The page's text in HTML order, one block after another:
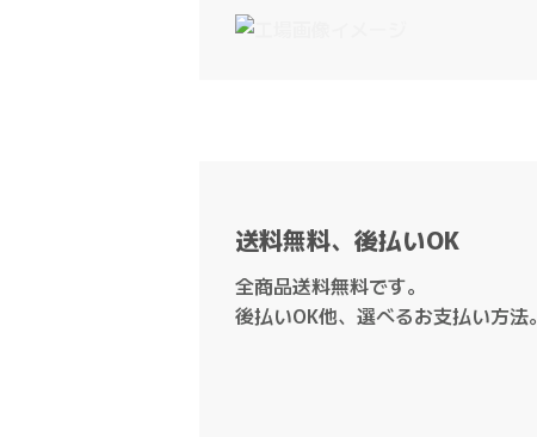
送料無料、後払いOK
全商品送料無料です。
後払いOK他、選べるお支払い方法。